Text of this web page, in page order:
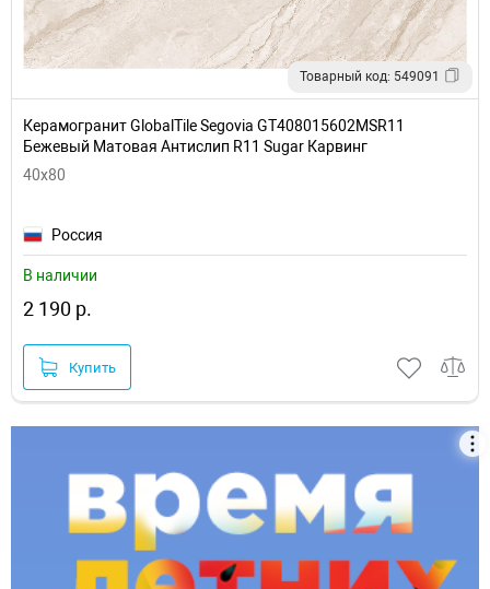
Товарный код: 549091
Керамогранит GlobalTile Segovia GT408015602MSR11
Бежевый Матовая Антислип R11 Sugar Карвинг
40x80
Россия
В наличии
2 190 р.
Купить